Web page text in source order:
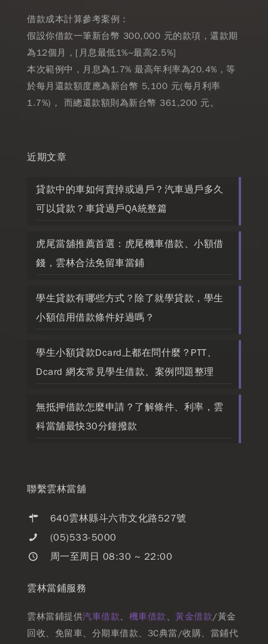
借款成本計算參考案例：
假設你借款一筆新台幣 300,000 元的款項，還款期
為12個月，[月息最低1%~最高2.5%]
本次範例中，月息為1.7% 最高年利率為20.4%，等
於每月還款額度應為新台幣 5,100 元(每月利率
1.7%)， 而總還款額則為新台幣 361,200 元。
近期文章
貸款中的車如何賣掉或過戶？汽車過戶多久
可以貸款？車貸過戶QA統整篇
虎尾當舖推薦首選：虎尾機車借款、小額借
錢，雲林合法免留車當鋪
學生貸款有哪些方式？除了就學貸款，學生
小額信用借款條件好過嗎？
學生小額貸款Dcard上都在問什麼？PTT、
Dcard 網友常見學生借款、案例問題整理
無抵押借款怎麼申請？了解條件、利率，雲
科當舖最快30分鐘撥款
聯繫雲林當舖
640雲林縣斗六市文化路527號
(05)533-5000
周一至周日 08:30 ~ 22:00
雲林當鋪服務
雲林當鋪提供汽車借款、 機車借款 、 黃金借款/黃金
回收、免留車、分期車借款、3C典當/收購、當鋪代